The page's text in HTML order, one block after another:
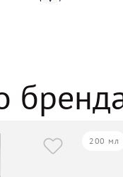
200 мл